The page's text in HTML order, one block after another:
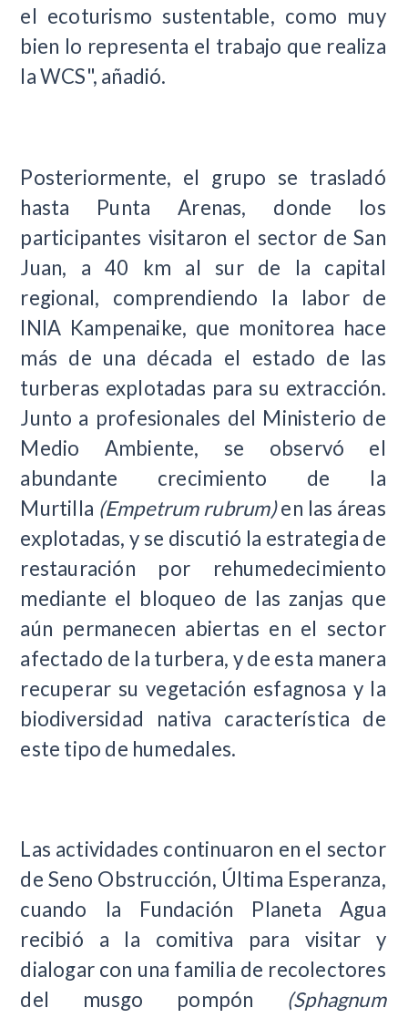
el ecoturismo sustentable, como muy
bien lo representa el trabajo que realiza
la WCS", añadió.
Posteriormente, el grupo se trasladó
hasta Punta Arenas, donde los
participantes visitaron el sector de San
Juan, a 40 km al sur de la capital
regional, comprendiendo la labor de
INIA Kampenaike, que monitorea hace
más de una década el estado de las
turberas explotadas para su extracción.
Junto a profesionales del Ministerio de
Medio Ambiente, se observó el
abundante crecimiento de la
Murtilla (Empetrum rubrum)en las áreas
explotadas, y se discutió la estrategia de
restauración por rehumedecimiento
mediante el bloqueo de las zanjas que
aún permanecen abiertas en el sector
afectado de la turbera, y de esta manera
recuperar su vegetación esfagnosa y la
biodiversidad nativa característica de
este tipo de humedales.
Las actividades continuaron en el sector
de Seno Obstrucción, Última Esperanza,
cuando la Fundación Planeta Agua
recibió a la comitiva para visitar y
dialogar con una familia de recolectores
del musgo pompón (Sphagnum